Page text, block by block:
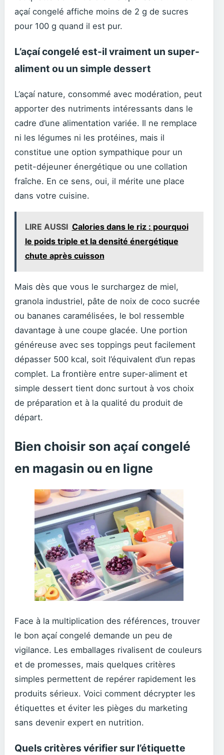
açaí congelé affiche moins de 2 g de sucres
pour 100 g quand il est pur.
L’açaí congelé est-il vraiment un super-
aliment ou un simple dessert
L’açaí nature, consommé avec modération, peut
apporter des nutriments intéressants dans le
cadre d’une alimentation variée. Il ne remplace
ni les légumes ni les protéines, mais il
constitue une option sympathique pour un
petit-déjeuner énergétique ou une collation
fraîche. En ce sens, oui, il mérite une place
dans votre cuisine.
LIRE AUSSI Calories dans le riz : pourquoi
le poids triple et la densité énergétique
chute après cuisson
Mais dès que vous le surchargez de miel,
granola industriel, pâte de noix de coco sucrée
ou bananes caramélisées, le bol ressemble
davantage à une coupe glacée. Une portion
généreuse avec ses toppings peut facilement
dépasser 500 kcal, soit l’équivalent d’un repas
complet. La frontière entre super-aliment et
simple dessert tient donc surtout à vos choix
de préparation et à la qualité du produit de
départ.
Bien choisir son açaí congelé
en magasin ou en ligne
Face à la multiplication des références, trouver
le bon açaí congelé demande un peu de
vigilance. Les emballages rivalisent de couleurs
et de promesses, mais quelques critères
simples permettent de repérer rapidement les
produits sérieux. Voici comment décrypter les
étiquettes et éviter les pièges du marketing
sans devenir expert en nutrition.
Quels critères vérifier sur l’étiquette